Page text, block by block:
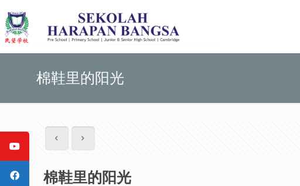
棉鞋里的阳光
棉鞋里的阳光